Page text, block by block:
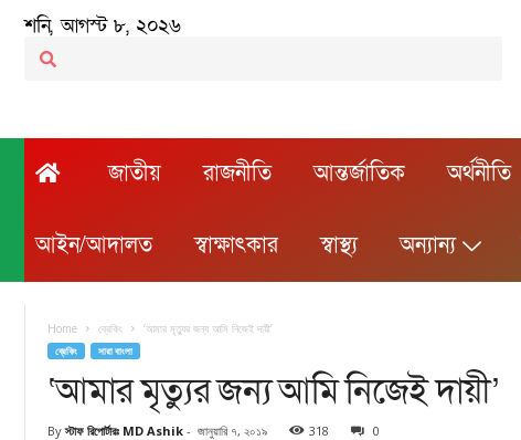
শনি, আগস্ট ৮, ২০২৬
জাতীয় রাজনীতি আন্তর্জাতিক অর্থনীতি
আইন/আদালত স্বাক্ষাৎকার স্বাস্থ্য অন্যান্য
Home ব্রেকিং ‘আমার মৃত্যুর জন্য আমি নিজেই দায়ী’
ব্রেকিং সারা বাংলা
‘আমার মৃত্যুর জন্য আমি নিজেই দায়ী’
By স্টাফ রিপোর্টারঃ MD Ashik - জানুয়ারি ৭, ২০১৯ 318 0